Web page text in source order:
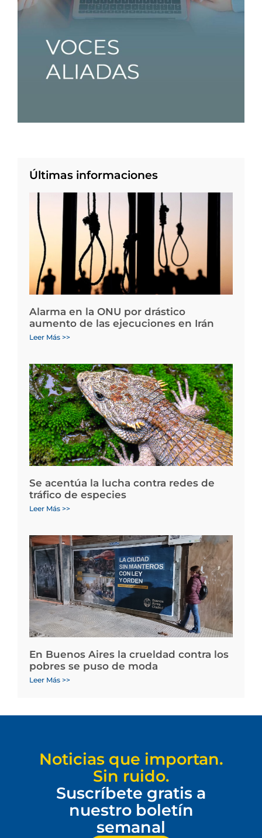
Últimas informaciones
Alarma en la ONU por drástico
aumento de las ejecuciones en Irán
Leer Más >>
Se acentúa la lucha contra redes de
tráfico de especies
Leer Más >>
En Buenos Aires la crueldad contra los
pobres se puso de moda
Leer Más >>
Noticias que importan.
Sin ruido.
Suscríbete gratis a
nuestro boletín
semanal